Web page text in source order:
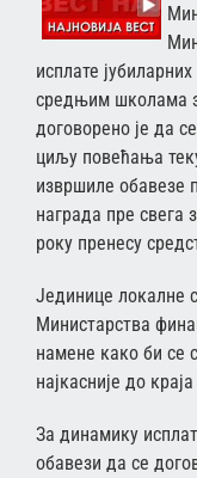
исплате
средњим школама
договорено је да
циљу повећања
извршиле обавезе
награда пре свега
року пренесу
Јединице локалне
Министарства
намене како би се
најкасније до
За динамику
обавези да се